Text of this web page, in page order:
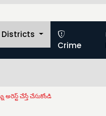
Districts
Crime
అరెస్ట్ చేస్తే చేసుకోండి